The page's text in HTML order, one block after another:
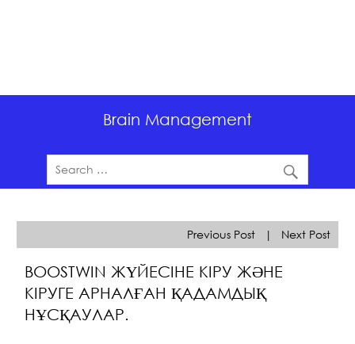
Brain Management
Previous Post | Next Post
BOOSTWIN ЖҮЙЕСІНЕ КІРУ ЖӘНЕ
КІРУГЕ АРНАЛҒАН ҚАДАМДЫҚ
НҰСҚАУЛАР.